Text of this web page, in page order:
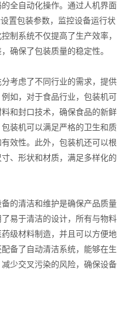
全自动化操作。通过人机界面
置包装参数，监控设备运行状
制系统不仅提高了生产效率，
确保了包装质量的稳定性。
考虑了不同行业的需求，提供
如，对于食品行业，包装机可
和封口技术，确保食品的新鲜
装机可以满足严格的卫生和质
效性。此外，包装机还可以根
、形状和材质，满足多样化的
的清洁和维护是确保产品质量
易于清洁的设计，所有与物料
级材料制造，并且可以方便地
备了自动清洁系统，能够在生
少交叉污染的风险，确保设备